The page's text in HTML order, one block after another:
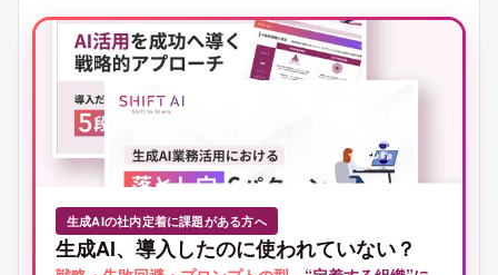
生成AIの社内定着に課題がある方へ
生成AI、導入したのに使われていない？